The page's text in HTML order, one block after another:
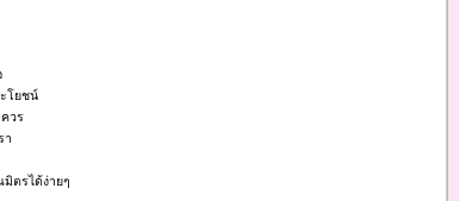
โยชน์
วร
า
ตรได้ง่ายๆ